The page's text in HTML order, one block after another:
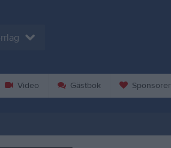
Video Gästbok Sponsorer